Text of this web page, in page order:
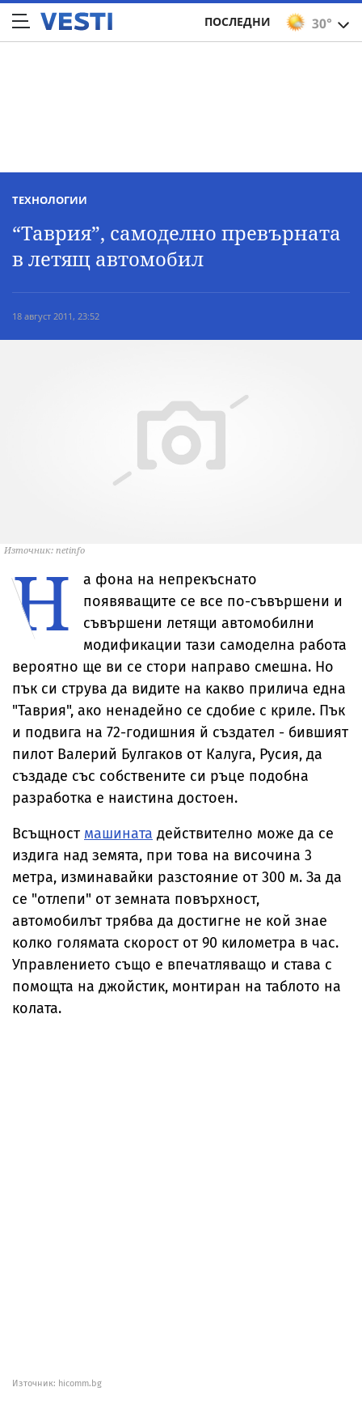
30°
ПОСЛЕДНИ
ТЕХНОЛОГИИ
“Таврия”, самоделно превърната
в летящ автомобил
18 август 2011, 23:52
Източник: netinfo
Н
а фона на непрекъснато
появяващите се все по-съвършени и
съвършени летящи автомобилни
модификации тази самоделна работа
вероятно ще ви се стори направо смешна. Но
пък си струва да видите на какво прилича една
"Таврия", ако ненадейно се сдобие с криле. Пък
и подвига на 72-годишния й създател - бившият
пилот Валерий Булгаков от Калуга, Русия, да
създаде със собствените си ръце подобна
разработка е наистина достоен.
Всъщност машината действително може да се
издига над земята, при това на височина 3
метра, изминавайки разстояние от 300 м. За да
се "отлепи" от земната повърхност,
автомобилът трябва да достигне не кой знае
колко голямата скорост от 90 километра в час.
Управлението също е впечатляващо и става с
помощта на джойстик, монтиран на таблото на
колата.
Източник: hicomm.bg